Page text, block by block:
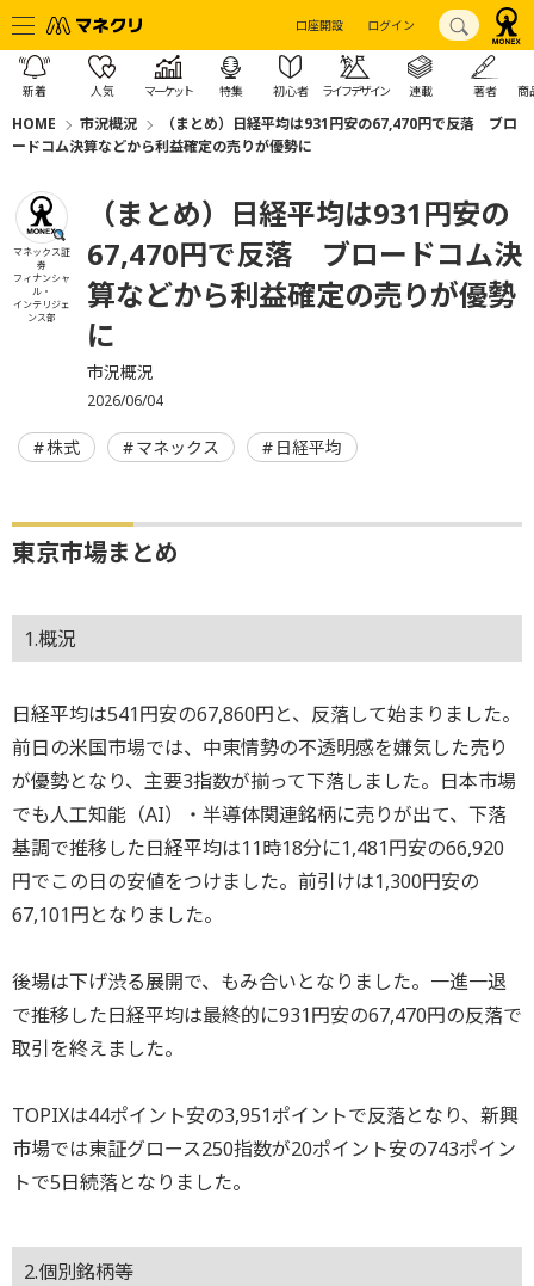
口座開設 ログイン
新着 人気 マーケット 特集 初心者 ライフデザイン 連載 著者 商
HOME 市況概況
（まとめ）日経平均は931円安の67,470円で反落 ブロ
ードコム決算などから利益確定の売りが優勢に
マネックス証
券
フィナンシャ
ル・
インテリジェ
ンス部
（まとめ）日経平均は931円安の
67,470円で反落 ブロードコム決
算などから利益確定の売りが優勢
に
市況概況
2026/06/04
株式 マネックス 日経平均
東京市場まとめ
1.概況
日経平均は541円安の67,860円と、反落して始まりました。
前日の米国市場では、中東情勢の不透明感を嫌気した売り
が優勢となり、主要3指数が揃って下落しました。日本市場
でも人工知能（AI）・半導体関連銘柄に売りが出て、下落
基調で推移した日経平均は11時18分に1,481円安の66,920
円でこの日の安値をつけました。前引けは1,300円安の
67,101円となりました。
後場は下げ渋る展開で、もみ合いとなりました。一進一退
で推移した日経平均は最終的に931円安の67,470円の反落で
取引を終えました。
TOPIXは44ポイント安の3,951ポイントで反落となり、新興
市場では東証グロース250指数が20ポイント安の743ポイン
トで5日続落となりました。
2.個別銘柄等